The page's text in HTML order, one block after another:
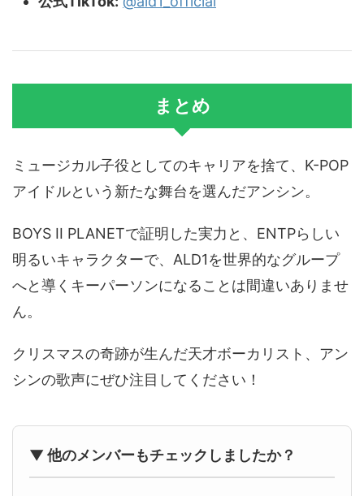
まとめ
ミュージカル子役としてのキャリアを捨て、K-POP
アイドルという新たな舞台を選んだアンシン。
BOYS II PLANETで証明した実力と、ENTPらしい
明るいキャラクターで、ALD1を世界的なグループ
へと導くキーパーソンになることは間違いありませ
ん。
クリスマスの奇跡が生んだ天才ボーカリスト、アン
シンの歌声にぜひ注目してください！
▼ 他のメンバーもチェックしましたか？